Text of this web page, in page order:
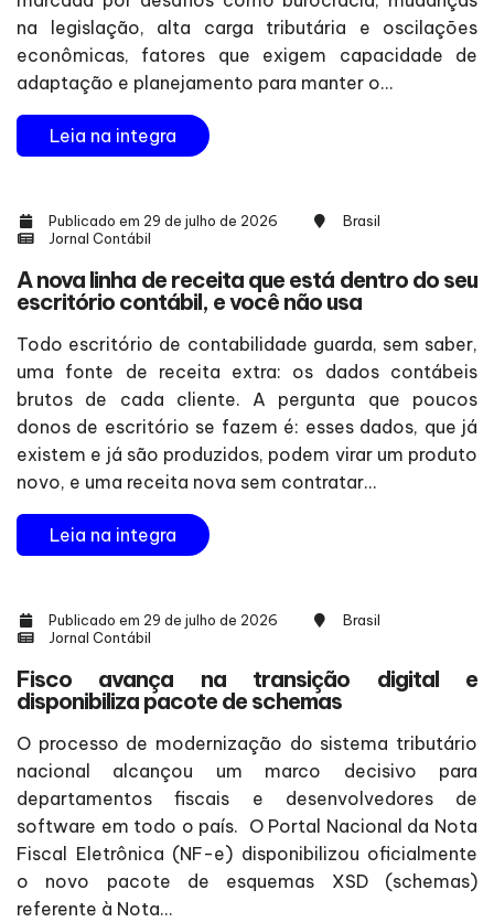
na legislação, alta carga tributária e oscilações
econômicas, fatores que exigem capacidade de
adaptação e planejamento para manter o...
Leia na integra
Publicado em 29 de julho de 2026
Brasil
Jornal Contábil
A nova linha de receita que está dentro do seu
escritório contábil, e você não usa
Todo escritório de contabilidade guarda, sem saber,
uma fonte de receita extra: os dados contábeis
brutos de cada cliente. A pergunta que poucos
donos de escritório se fazem é: esses dados, que já
existem e já são produzidos, podem virar um produto
novo, e uma receita nova sem contratar...
Leia na integra
Publicado em 29 de julho de 2026
Brasil
Jornal Contábil
Fisco avança na transição digital e
disponibiliza pacote de schemas
O processo de modernização do sistema tributário
nacional alcançou um marco decisivo para
departamentos fiscais e desenvolvedores de
software em todo o país. O Portal Nacional da Nota
Fiscal Eletrônica (NF-e) disponibilizou oficialmente
o novo pacote de esquemas XSD (schemas)
referente à Nota...